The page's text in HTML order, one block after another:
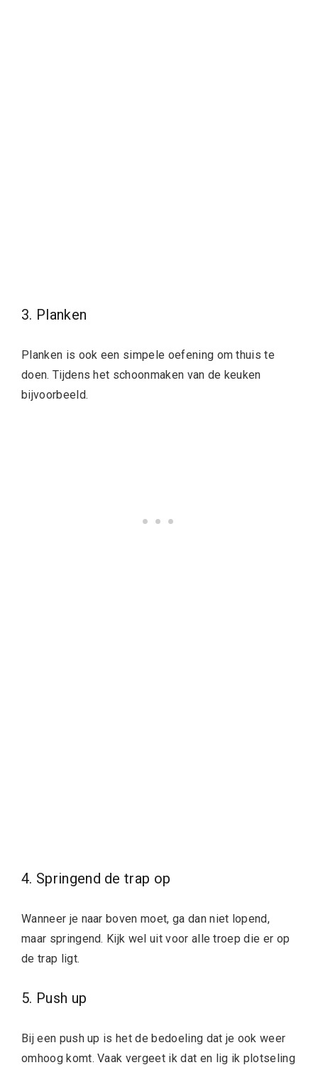
3. Planken
Planken is ook een simpele oefening om thuis te
doen. Tijdens het schoonmaken van de keuken
bijvoorbeeld.
4. Springend de trap op
Wanneer je naar boven moet, ga dan niet lopend,
maar springend. Kijk wel uit voor alle troep die er op
de trap ligt.
5. Push up
Bij een push up is het de bedoeling dat je ook weer
omhoog komt. Vaak vergeet ik dat en lig ik plotseling